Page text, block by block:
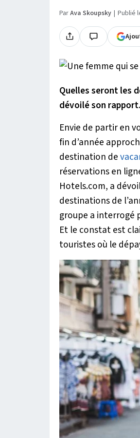
ParAva Skoupsky Publié
Quelles seront les
dévoilé son
Envie de partir en
fin d’année
destination de
réservations en
Hotels.com, a
destinations de
groupe a interrogé
Et le constat est
touristes où le